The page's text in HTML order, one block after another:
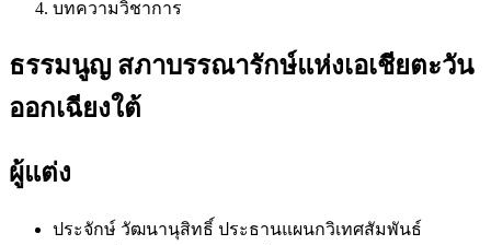
บทความวิชาการ
ธรรมนูญ สภาบรรณารักษ์แห่งเอเชียตะวัน
ออกเฉียงใต้
ผู้แต่ง
ประจักษ์ วัฒนานุสิทธิ์ ประธานแผนกวิเทศสัมพันธ์